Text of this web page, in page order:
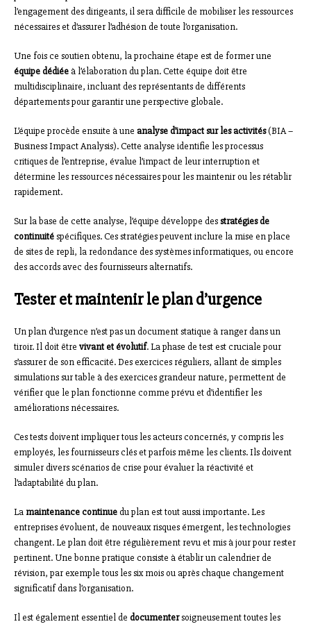
l’engagement des dirigeants, il sera difficile de mobiliser les ressources
nécessaires et d’assurer l’adhésion de toute l’organisation.
Une fois ce soutien obtenu, la prochaine étape est de former une
équipe dédiéeà l’élaboration du plan. Cette équipe doit être
multidisciplinaire, incluant des représentants de différents
départements pour garantir une perspective globale.
L’équipe procède ensuite à une analyse d’impact sur les activités(BIA –
Business Impact Analysis). Cette analyse identifie les processus
critiques de l’entreprise, évalue l’impact de leur interruption et
détermine les ressources nécessaires pour les maintenir ou les rétablir
rapidement.
Sur la base de cette analyse, l’équipe développe desstratégies de
continuitéspécifiques. Ces stratégies peuvent inclure la mise en place
de sites de repli, la redondance des systèmes informatiques, ou encore
des accords avec des fournisseurs alternatifs.
Tester et maintenir le plan d’urgence
Un plan d’urgence n’est pas un document statique à ranger dans un
tiroir. Il doit être vivant et évolutif. La phase de test est cruciale pour
s’assurer de son efficacité. Des exercices réguliers, allant de simples
simulations sur table à des exercices grandeur nature, permettent de
vérifier que le plan fonctionne comme prévu et d’identifier les
améliorations nécessaires.
Ces tests doivent impliquer tous les acteurs concernés, y compris les
employés, les fournisseurs clés et parfois même les clients. Ils doivent
simuler divers scénarios de crise pour évaluer la réactivité et
l’adaptabilité du plan.
La maintenance continuedu plan est tout aussi importante. Les
entreprises évoluent, de nouveaux risques émergent, les technologies
changent. Le plan doit être régulièrement revu et mis à jour pour rester
pertinent. Une bonne pratique consiste à établir un calendrier de
révision, par exemple tous les six mois ou après chaque changement
significatif dans l’organisation.
Il est également essentiel de documentersoigneusement toutes les